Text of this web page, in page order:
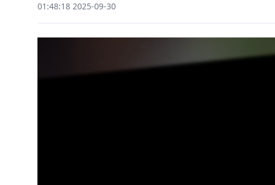
01:48:18 2025-09-30